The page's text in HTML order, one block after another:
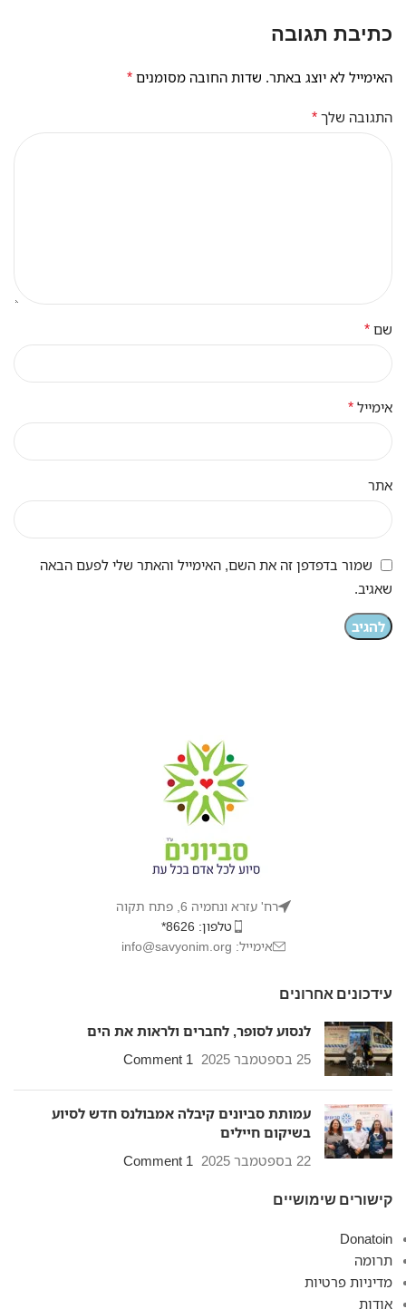
כתיבת תגובה
האימייל לא יוצג באתר. שדות החובה מסומנים *
התגובה שלך *
שם *
אימייל *
אתר
שמור בדפדפן זה את השם, האימייל והאתר שלי לפעם הבאה
שאגיב.
רח' עזרא ונחמיה 6, פתח תקוה
טלפון: 8626*
אימייל: info@savyonim.org
עידכונים אחרונים
לנסוע לסופר, לחברים ולראות את הים
25 בספטמבר 2025
1 Comment
עמותת סביונים קיבלה אמבולנס חדש לסיוע
בשיקום חיילים
22 בספטמבר 2025
1 Comment
קישורים שימושיים
Donatoin
תרומה
מדיניות פרטיות
אודות